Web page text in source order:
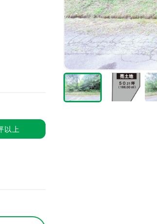
以上